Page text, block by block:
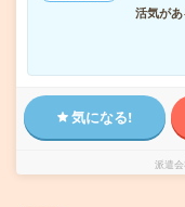
活気があ
気になる!
派遣会